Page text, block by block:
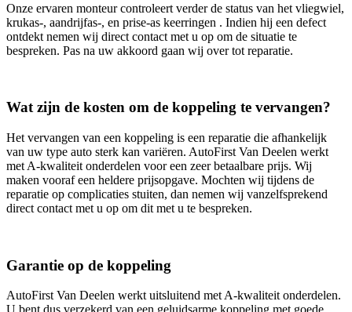
Onze ervaren monteur controleert verder de status van het vliegwiel,
krukas-, aandrijfas-, en prise-as keerringen . Indien hij een defect
ontdekt nemen wij direct contact met u op om de situatie te
bespreken. Pas na uw akkoord gaan wij over tot reparatie.
Wat zijn de kosten om de koppeling te vervangen?
Het vervangen van een koppeling is een reparatie die afhankelijk
van uw type auto sterk kan variëren. AutoFirst Van Deelen werkt
met A-kwaliteit onderdelen voor een zeer betaalbare prijs. Wij
maken vooraf een heldere prijsopgave. Mochten wij tijdens de
reparatie op complicaties stuiten, dan nemen wij vanzelfsprekend
direct contact met u op om dit met u te bespreken.
Garantie op de koppeling
AutoFirst Van Deelen werkt uitsluitend met A-kwaliteit onderdelen.